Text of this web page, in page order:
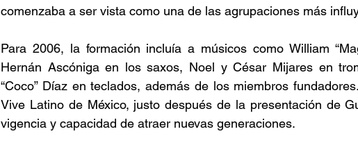
comenzaba a ser vista como una de las agrupaciones más
Para 2006, la formación incluía a músicos como William
Hernán Ascóniga en los saxos, Noel y César Mijares en
“Coco” Díaz en teclados, además de los miembros
Vive Latino de México, justo después de la presentación de
vigencia y capacidad de atraer nuevas generaciones.